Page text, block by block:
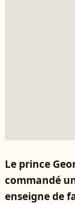
Le prince
commandé
enseigne de